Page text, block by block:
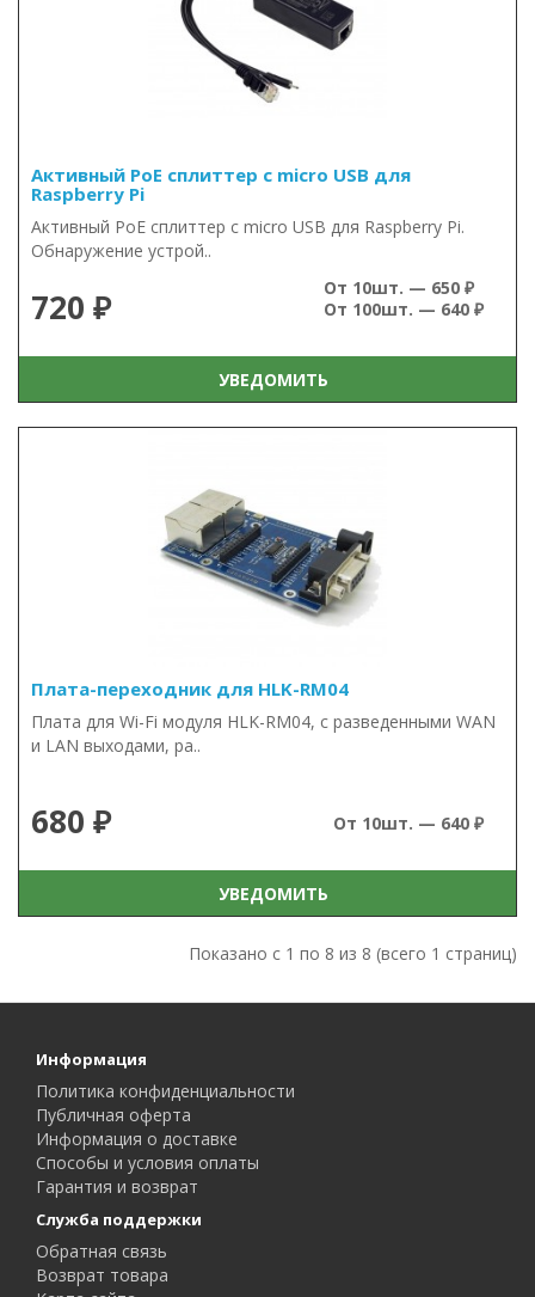
Активный PoE сплиттер с micro USB для
Raspberry Pi
Активный PoE сплиттер с micro USB для Raspberry Pi.
Обнаружение устрой..
720 ₽
От 10шт. — 650 ₽
От 100шт. — 640 ₽
УВЕДОМИТЬ
Плата-переходник для HLK-RM04
Плата для Wi-Fi модуля HLK-RM04, с разведенными WAN
и LAN выходами, ра..
680 ₽ От 10шт. — 640 ₽
УВЕДОМИТЬ
Показано с 1 по 8 из 8 (всего 1 страниц)
Информация
Политика конфиденциальности
Публичная оферта
Информация о доставке
Способы и условия оплаты
Гарантия и возврат
Служба поддержки
Обратная связь
Возврат товара